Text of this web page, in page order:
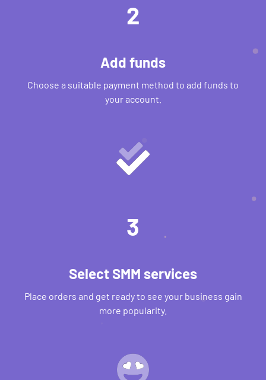
2
Add funds
Choose a suitable payment method to add funds to
your account.
3
Select SMM services
Place orders and get ready to see your business gain
more popularity.